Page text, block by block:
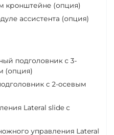
кронштейне (опция)
ассистента (опция)
подголовник с 3-
(опция)
с 2-осевым
Lateral slide с
управления Lateral